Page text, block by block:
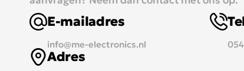
E-mailadres
info@me-electronics.nl
Adres